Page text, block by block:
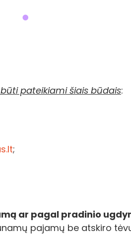
pateikiami šiais būdais:
;
ar pagal pradinio
pajamų be atskiro